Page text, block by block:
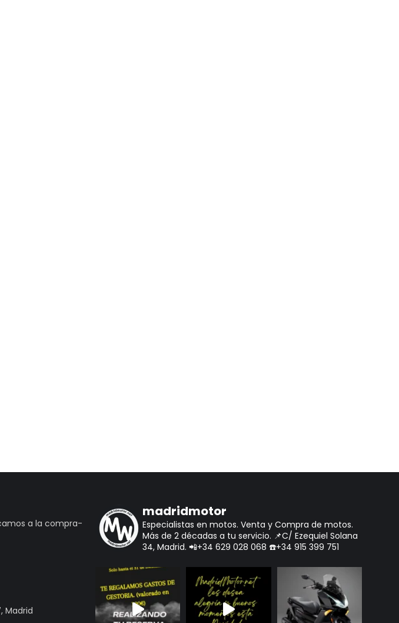
a la compra-
Madrid
madridmotor
Especialistas en motos. Venta y Compra de motos.
Más de 2 décadas a tu servicio. 📌C/ Ezequiel Solana
34, Madrid. 📲+34 629 028 068 ☎️+34 915 399 751